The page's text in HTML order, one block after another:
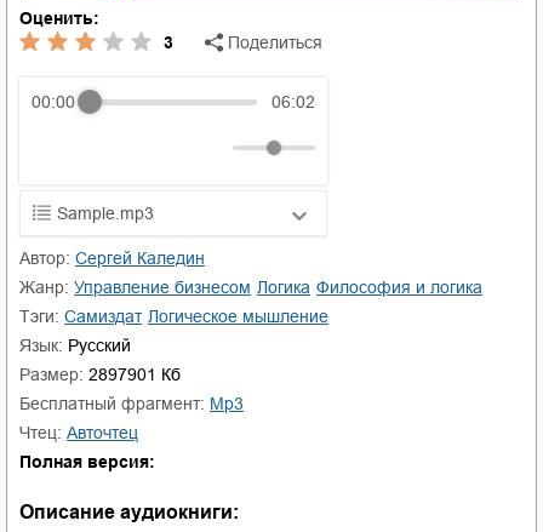
Оценить:
3
Поделиться
00:00 06:02
Sample.mp3
01.mp3
02.mp3 20:50
03.mp3
Автор:
Сергей Каледин
Жанр:
управление бизнесом логика
философия и логика
Тэги:
Самиздат
логическое мышление
Язык: Русский
Размер: 2897901 Кб
Бесплатный фрагмент:
mp3
Чтец:
Авточтец
Полная версия:
Описание аудиокниги: